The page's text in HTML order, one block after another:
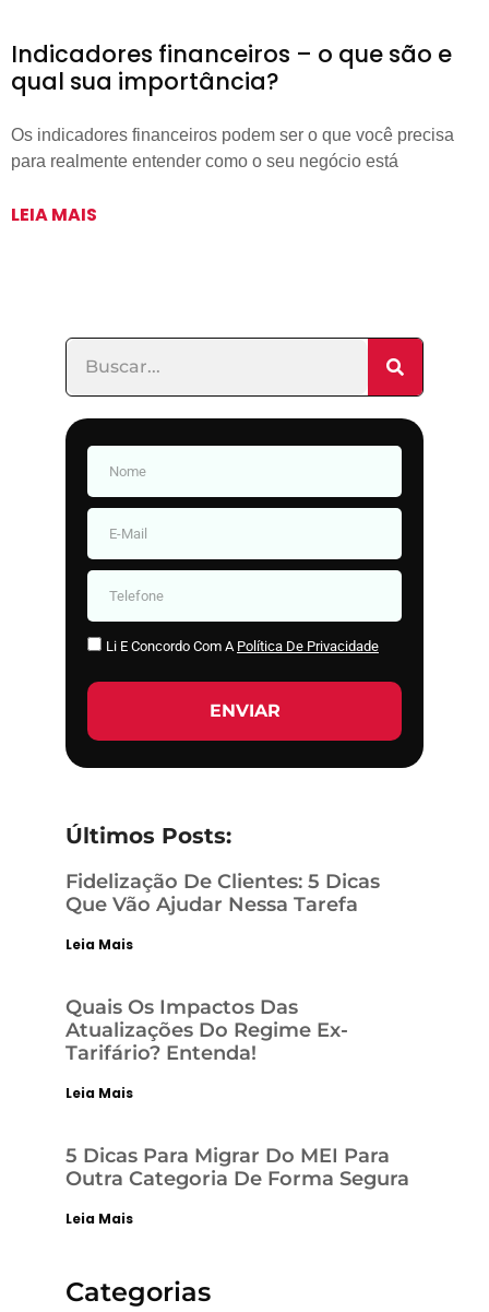
Indicadores financeiros – o que são e
qual sua importância?
Os indicadores financeiros podem ser o que você precisa
para realmente entender como o seu negócio está
LEIA MAIS
Li E Concordo Com A Política De Privacidade
ENVIAR
Últimos Posts:
Fidelização De Clientes: 5 Dicas
Que Vão Ajudar Nessa Tarefa
Leia Mais
Quais Os Impactos Das
Atualizações Do Regime Ex-
Tarifário? Entenda!
Leia Mais
5 Dicas Para Migrar Do MEI Para
Outra Categoria De Forma Segura
Leia Mais
Categorias